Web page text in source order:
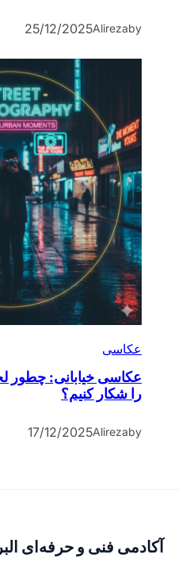
by
Alireza
25/12/2025
عکاسی
عکاسی خیابانی: چطور
را شکار کنیم؟
by
Alireza
17/12/2025
آکادمی فنی و حرفه‌ای